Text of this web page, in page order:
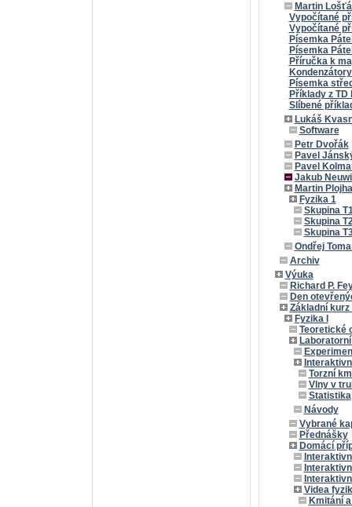
Martin
Vypočítané
Vypočítané
Písemka
Písemka
Příručka k
Písemka
Příklady z TD
Slíbené
Lukáš
Software
Petr Dvořák
Pavel
Pavel
Jakub
Martin
Fyzika 1
Skupina
Skupina
Skupina
Ondřej
Archiv
Výuka
Richard P.
Den
Základní
Fyzika I
Teoretické
Torzní
Vlny v
Statistika
Návody
Vybrané
Přednášky
Domácí
Videa
Kmitání